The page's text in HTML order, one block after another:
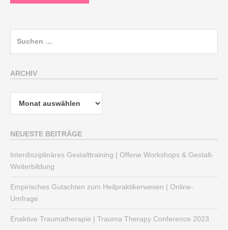
ARCHIV
Archiv
NEUESTE BEITRÄGE
Interdisziplinäres Gestalttraining | Offene Workshops & Gestalt-
Weiterbildung
Empirisches Gutachten zum Heilpraktikerwesen | Online-
Umfrage
Enaktive Traumatherapie | Trauma Therapy Conference 2023